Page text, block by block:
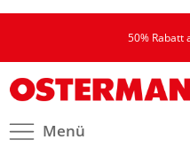
50% Rabatt
Menü